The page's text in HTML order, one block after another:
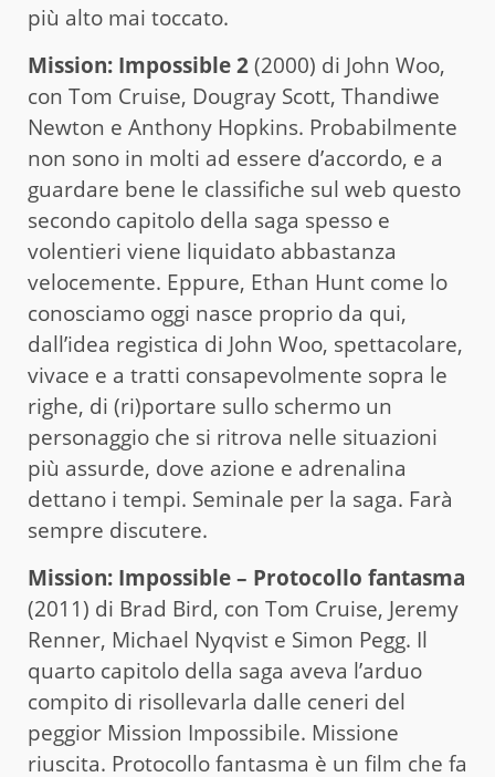
più alto mai toccato.
Mission: Impossible 2(2000) di John Woo,
con Tom Cruise, Dougray Scott, Thandiwe
Newton e Anthony Hopkins. Probabilmente
non sono in molti ad essere d’accordo, e a
guardare bene le classifiche sul web questo
secondo capitolo della saga spesso e
volentieri viene liquidato abbastanza
velocemente. Eppure, Ethan Hunt come lo
conosciamo oggi nasce proprio da qui,
dall’idea registica di John Woo, spettacolare,
vivace e a tratti consapevolmente sopra le
righe, di (ri)portare sullo schermo un
personaggio che si ritrova nelle situazioni
più assurde, dove azione e adrenalina
dettano i tempi. Seminale per la saga. Farà
sempre discutere.
Mission: Impossible – Protocollo fantasma
(2011) di Brad Bird, con Tom Cruise, Jeremy
Renner, Michael Nyqvist e Simon Pegg. Il
quarto capitolo della saga aveva l’arduo
compito di risollevarla dalle ceneri del
peggior Mission Impossibile. Missione
riuscita. Protocollo fantasma è un film che fa